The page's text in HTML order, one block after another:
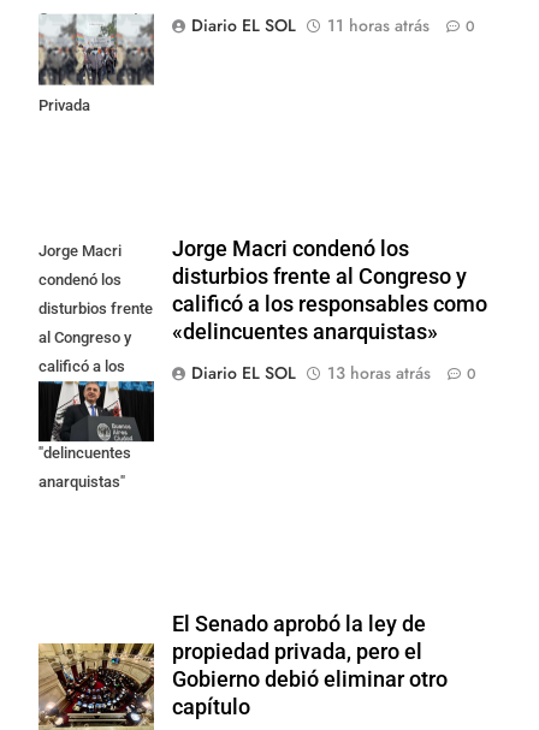
Congreso contra
la Ley de
Propiedad
Privada
Diario EL SOL
11 horas atrás 0
Jorge Macri
condenó los
disturbios frente
al Congreso y
calificó a los
responsables
como
"delincuentes
anarquistas"
Jorge Macri condenó los
disturbios frente al Congreso y
calificó a los responsables como
«delincuentes anarquistas»
Diario EL SOL
13 horas atrás 0
El Senado aprobó la ley de
propiedad privada, pero el
Gobierno debió eliminar otro
capítulo